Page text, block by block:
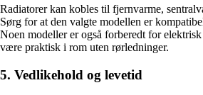
Radiatorer kan kobles til fjernvarme,
Sørg for at den valgte modellen er
Noen modeller er også forberedt for
være praktisk i rom uten rørledninger.
5. Vedlikehold og levetid